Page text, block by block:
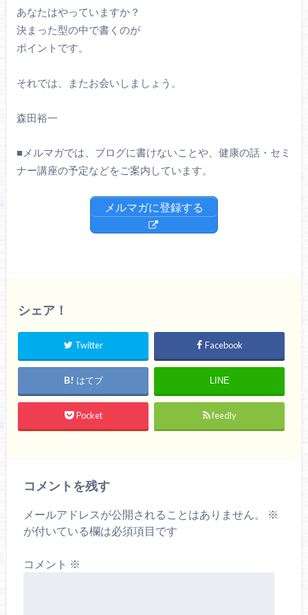
あなたはやっていますか？
決まった型の中で書くのが
ポイントです。
それでは、またお会いしましょう。
森田裕一
■メルマガでは、ブログに書けないことや、健康の話・セミ
ナー講座の予定などをご案内しています。
メルマガに登録する
シェア！
Twitter Facebook
はてブ LINE
Pocket feedly
コメントを残す
メールアドレスが公開されることはありません。
※
が付いている欄は必須項目です
コメント ※